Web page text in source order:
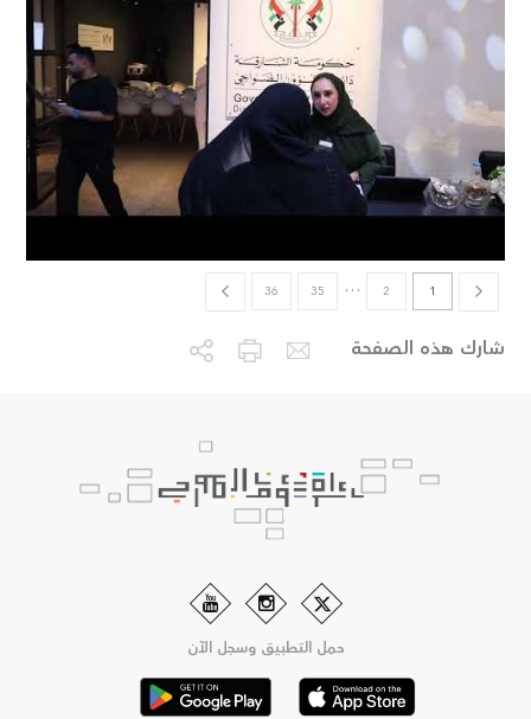
1
2
…
35
36
شارك هذه الصفحة
حمل التطبيق وسجل الآن